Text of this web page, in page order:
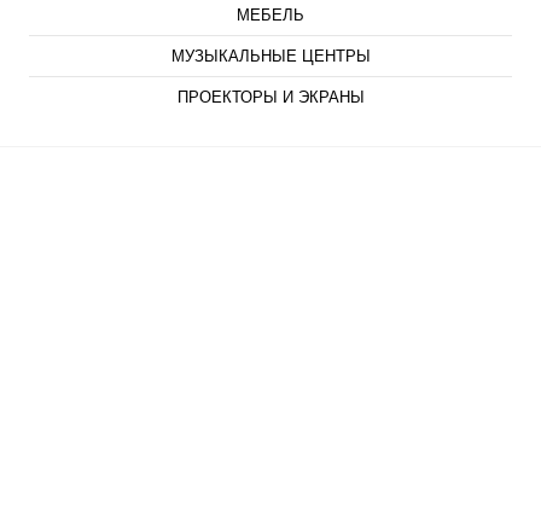
МЕБЕЛЬ
МУЗЫКАЛЬНЫЕ ЦЕНТРЫ
ПРОЕКТОРЫ И ЭКРАНЫ